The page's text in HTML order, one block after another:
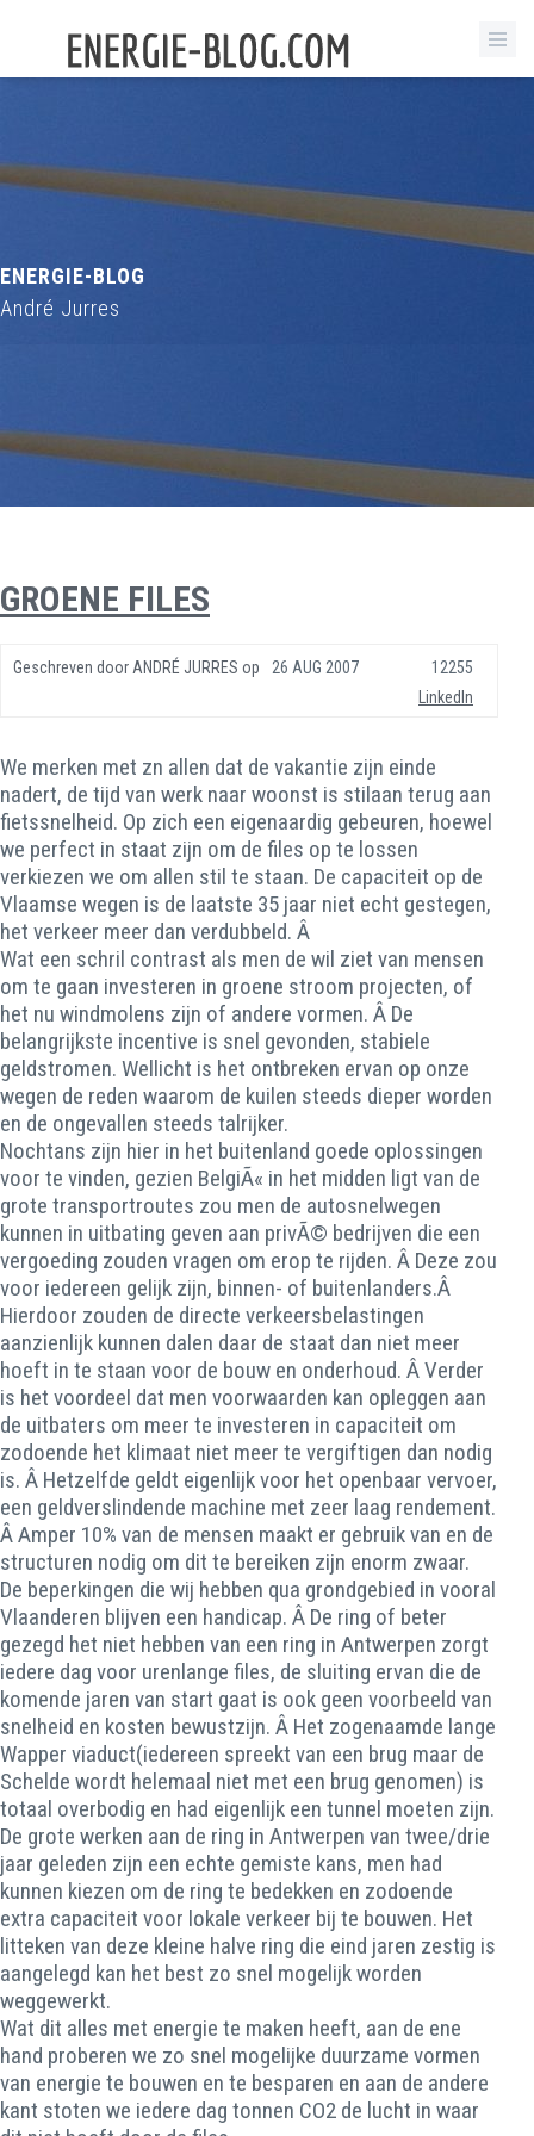
ENERGIE-BLOG
André Jurres
GROENE FILES
Geschreven door ANDRÉ JURRES op 26 AUG 2007
12255
LinkedIn
We merken met zn allen dat de vakantie zijn einde
nadert, de tijd van werk naar woonst is stilaan terug aan
fietssnelheid. Op zich een eigenaardig gebeuren, hoewel
we perfect in staat zijn om de files op te lossen
verkiezen we om allen stil te staan. De capaciteit op de
Vlaamse wegen is de laatste 35 jaar niet echt gestegen,
het verkeer meer dan verdubbeld. Â
Wat een schril contrast als men de wil ziet van mensen
om te gaan investeren in groene stroom projecten, of
het nu windmolens zijn of andere vormen. Â De
belangrijkste incentive is snel gevonden, stabiele
geldstromen. Wellicht is het ontbreken ervan op onze
wegen de reden waarom de kuilen steeds dieper worden
en de ongevallen steeds talrijker.
Nochtans zijn hier in het buitenland goede oplossingen
voor te vinden, gezien BelgiÃ« in het midden ligt van de
grote transportroutes zou men de autosnelwegen
kunnen in uitbating geven aan privÃ© bedrijven die een
vergoeding zouden vragen om erop te rijden. Â Deze zou
voor iedereen gelijk zijn, binnen- of buitenlanders.Â
Hierdoor zouden de directe verkeersbelastingen
aanzienlijk kunnen dalen daar de staat dan niet meer
hoeft in te staan voor de bouw en onderhoud. Â Verder
is het voordeel dat men voorwaarden kan opleggen aan
de uitbaters om meer te investeren in capaciteit om
zodoende het klimaat niet meer te vergiftigen dan nodig
is. Â Hetzelfde geldt eigenlijk voor het openbaar vervoer,
een geldverslindende machine met zeer laag rendement.
Â Amper 10% van de mensen maakt er gebruik van en de
structuren nodig om dit te bereiken zijn enorm zwaar.
De beperkingen die wij hebben qua grondgebied in vooral
Vlaanderen blijven een handicap. Â De ring of beter
gezegd het niet hebben van een ring in Antwerpen zorgt
iedere dag voor urenlange files, de sluiting ervan die de
komende jaren van start gaat is ook geen voorbeeld van
snelheid en kosten bewustzijn. Â Het zogenaamde lange
Wapper viaduct(iedereen spreekt van een brug maar de
Schelde wordt helemaal niet met een brug genomen) is
totaal overbodig en had eigenlijk een tunnel moeten zijn.
De grote werken aan de ring in Antwerpen van twee/drie
jaar geleden zijn een echte gemiste kans, men had
kunnen kiezen om de ring te bedekken en zodoende
extra capaciteit voor lokale verkeer bij te bouwen. Het
litteken van deze kleine halve ring die eind jaren zestig is
aangelegd kan het best zo snel mogelijk worden
weggewerkt.
Wat dit alles met energie te maken heeft, aan de ene
hand proberen we zo snel mogelijke duurzame vormen
van energie te bouwen en te besparen en aan de andere
kant stoten we iedere dag tonnen CO2 de lucht in waar